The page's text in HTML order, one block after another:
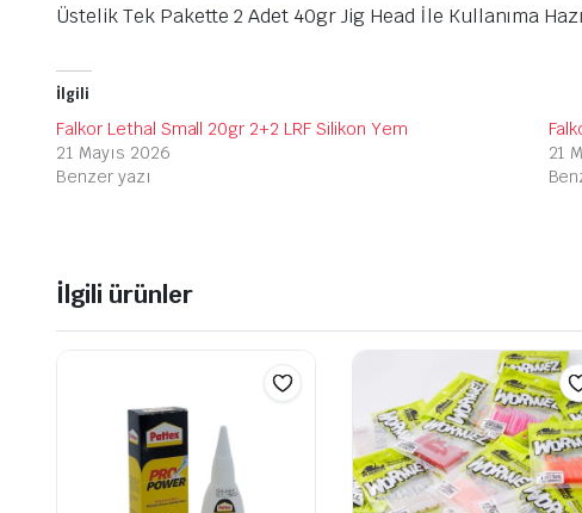
Üstelik Tek Pakette 2 Adet 40gr Jig Head İle Kullanıma
İlgili
Falkor Lethal Small 20gr 2+2 LRF Silikon Yem
21 Mayıs 2026
Benzer yazı
21
İlgili ürünler